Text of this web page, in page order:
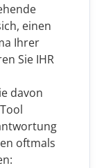
einen
Ihrer
Sie IHR
davon
oftmals